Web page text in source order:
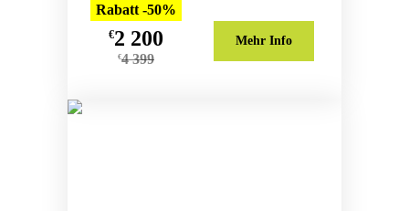
Rabatt -50%
€2 200
€4 399
Mehr Info